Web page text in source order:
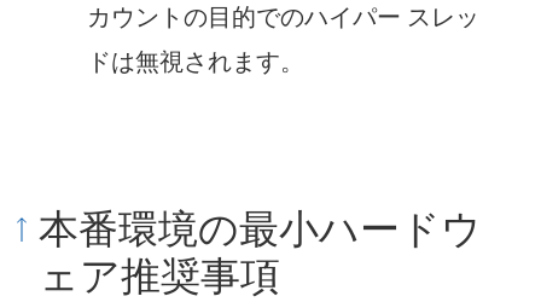
カウントの目的でのハイパー スレッ
ドは無視されます。
本番環境の最小ハードウ
ェア推奨事項